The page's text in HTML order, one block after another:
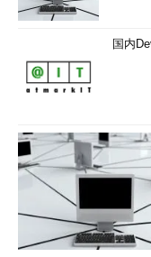
国内